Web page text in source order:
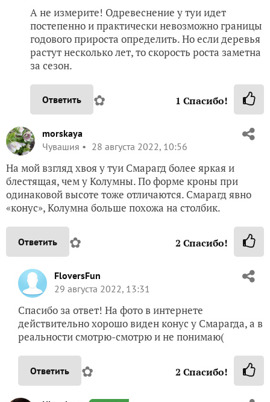
А не измерите! Одревеснение у туи идет
постепенно и практически невозможно границы
годового прироста определить. Но если деревья
растут несколько лет, то скорость роста заметна
за сезон.
Ответить ✿ 1 Спасибо!
morskaya
Чувашия
28 августа 2022, 10:56
На мой взгляд хвоя у туи Смарагд более яркая и
блестящая, чем у Колумны. По форме кроны при
одинаковой высоте тоже отличаются. Смарагд явно
«конус», Колумна больше похожа на столбик.
Ответить ✿ 2 Спасибо!
FloversFun
29 августа 2022, 13:31
Спасибо за ответ! На фото в интернете
действительно хорошо виден конус у Смарагда, а в
реальности смотрю-смотрю и не понимаю(
Ответить ✿ 2 Спасибо!